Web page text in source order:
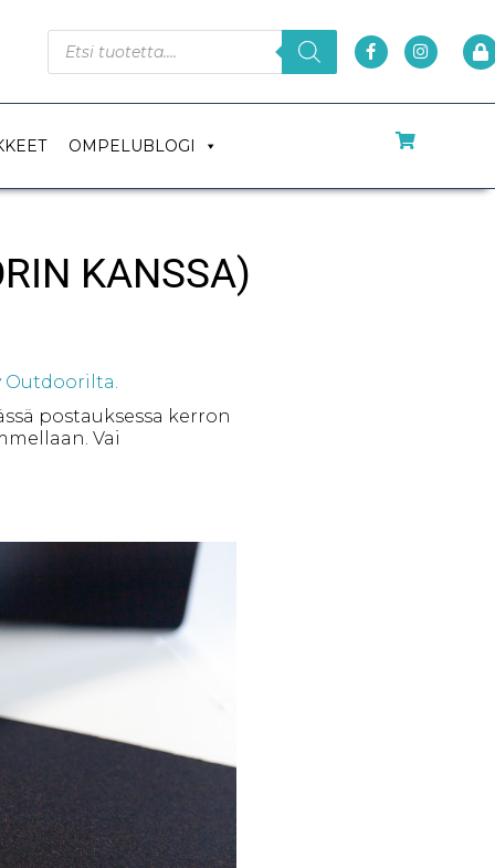
OMPELUBLOGI
KANSSA)
Outdoorilta.
postauksessa kerron
Vai